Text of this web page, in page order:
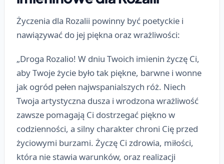
Życzenia dla Rozalii powinny być poetyckie i
nawiązywać do jej piękna oraz wrażliwości:
„Droga Rozalio! W dniu Twoich imienin życzę Ci,
aby Twoje życie było tak piękne, barwne i wonne
jak ogród pełen najwspanialszych róż. Niech
Twoja artystyczna dusza i wrodzona wrażliwość
zawsze pomagają Ci dostrzegać piękno w
codzienności, a silny charakter chroni Cię przed
życiowymi burzami. Życzę Ci zdrowia, miłości,
która nie stawia warunków, oraz realizacji